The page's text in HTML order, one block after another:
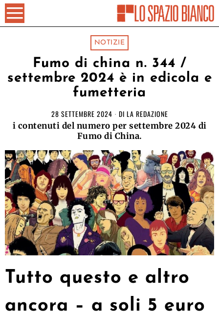
NOTIZIE
Fumo di china n. 344 /
settembre 2024 è in edicola e
fumetteria
28 SETTEMBRE 2024 DI LA REDAZIONE
i contenuti del numero per settembre 2024 di
Fumo di China.
Tutto questo e altro
ancora – a soli 5 euro